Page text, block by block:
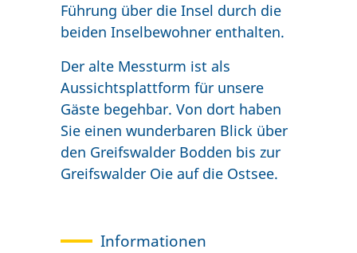
Führung über die Insel durch die
beiden Inselbewohner enthalten.
Der alte Messturm ist als
Aussichtsplattform für unsere
Gäste begehbar. Von dort haben
Sie einen wunderbaren Blick über
den Greifswalder Bodden bis zur
Greifswalder Oie auf die Ostsee.
Informationen